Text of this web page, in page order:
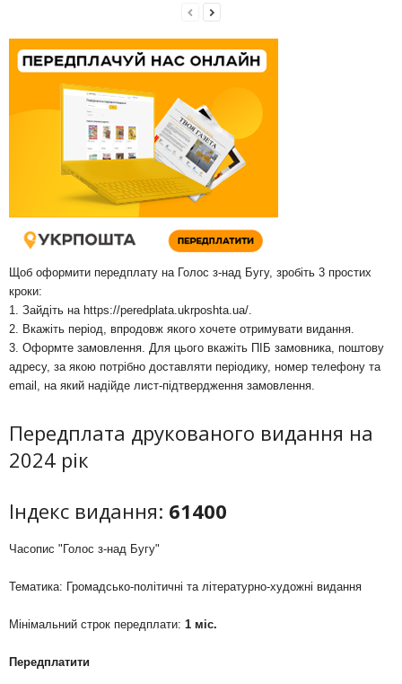
Щоб оформити передплату на Голос з-над Бугу, зробіть 3 простих
кроки:
1. Зайдіть на https://peredplata.ukrposhta.ua/.
2. Вкажіть період, впродовж якого хочете отримувати видання.
3. Оформте замовлення. Для цього вкажіть ПІБ замовника, поштову
адресу, за якою потрібно доставляти періодику, номер телефону та
email, на який надійде лист-підтвердження замовлення.
Передплата друкованого видання на
2024 рік
Індекс видання: 61400
Часопис "Голос з-над Бугу"
Тематика: Громадсько-політичні та літературно-художні видання
Мінімальний строк передплати: 1 міс.
Передплатити